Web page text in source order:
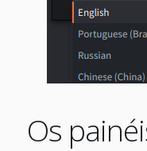
Os